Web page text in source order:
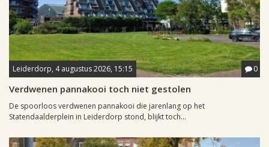
Leiderdorp, 4 augustus 2026, 15:15 0
Verdwenen pannakooi toch niet gestolen
De spoorloos verdwenen pannakooi die jarenlang op het
Statendaalderplein in Leiderdorp stond, blijkt toch...